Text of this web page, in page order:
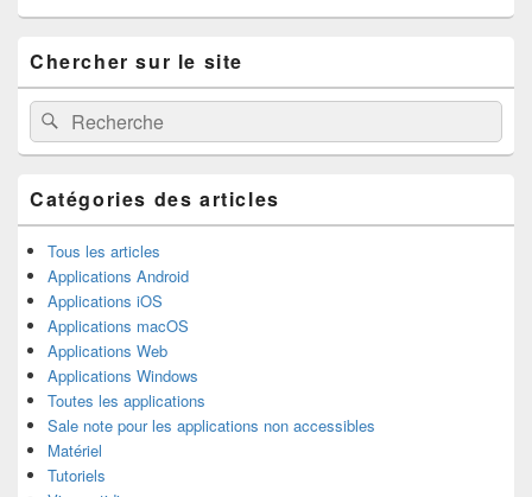
principale
de
widget
pour
la
latérale
Chercher sur le site
Recherche :Rechercher
Catégories des articles
Tous les articles
Applications Android
Applications iOS
Applications macOS
Applications Web
Applications Windows
Toutes les applications
Sale note pour les applications non accessibles
Matériel
Tutoriels